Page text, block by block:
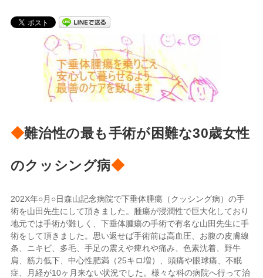
も
手
術
が
困
30
歳
性
ッ
シ
ン
グ
病
は
◆難治性の最も手術が困難な30歳女性
のクッシング病◆
202X年○月○日森山記念病院で下垂体腫瘍（クッシング病）の手
術を山田先生にして頂きました。腫瘍が浸潤性で巨大化しており
地元では手術が難しく、下垂体腫瘍の手術で有名な山田先生に手
術をして頂きました。思い返せば手術前は高血圧、お腹の皮膚線
条、ニキビ、多毛、手足の震えや痺れや痛み、色素沈着、野牛
肩、筋力低下、中心性肥満（25キロ増）、頭痛や眼球痛、不眠
症、月経が10ヶ月来ない状況でした。様々な科の病院へ行って治